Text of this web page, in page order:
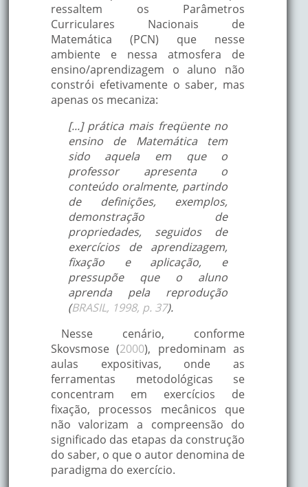
ressaltem os Parâmetros
Curriculares Nacionais de
Matemática (PCN) que nesse
ambiente e nessa atmosfera de
ensino/aprendizagem o aluno não
constrói efetivamente o saber, mas
apenas os mecaniza:
[...] prática mais freqüente no
ensino de Matemática tem
sido aquela em que o
professor apresenta o
conteúdo oralmente, partindo
de definições, exemplos,
demonstração de
propriedades, seguidos de
exercícios de aprendizagem,
fixação e aplicação, e
pressupõe que o aluno
aprenda pela reprodução
(BRASIL, 1998, p. 37).
Nesse cenário, conforme
Skovsmose (2000), predominam as
aulas expositivas, onde as
ferramentas metodológicas se
concentram em exercícios de
fixação, processos mecânicos que
não valorizam a compreensão do
significado das etapas da construção
do saber, o que o autor denomina de
paradigma do exercício.